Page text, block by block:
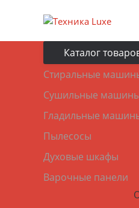
Каталог
Стиральные
Сушильные
Гладильные
Пылесосы
Духовые шкафы
Варочные панели